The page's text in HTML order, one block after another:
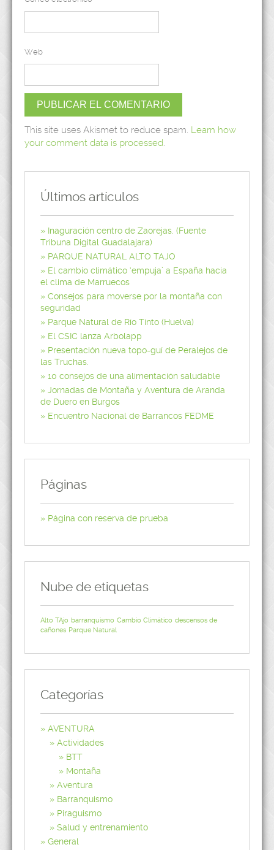
Web
This site uses Akismet to reduce spam. Learn how
your comment data is processed.
Últimos artículos
Inaguración centro de Zaorejas. (Fuente
Tribuna Digital Guadalajara)
PARQUE NATURAL ALTO TAJO
El cambio climático ‘empuja’ a España hacia
el clima de Marruecos
Consejos para moverse por la montaña con
seguridad
Parque Natural de Río Tinto (Huelva)
El CSIC lanza Arbolapp
Presentación nueva topo-guí de Peralejos de
las Truchas.
10 consejos de una alimentación saludable
Jornadas de Montaña y Aventura de Aranda
de Duero en Burgos
Encuentro Nacional de Barrancos FEDME
Páginas
Página con reserva de prueba
Nube de etiquetas
Alto TAjo barranquismo Cambio Climático descensos de
cañones Parque Natural
Categorías
AVENTURA
Actividades
BTT
Montaña
Aventura
Barranquismo
Piraguismo
Salud y entrenamiento
General